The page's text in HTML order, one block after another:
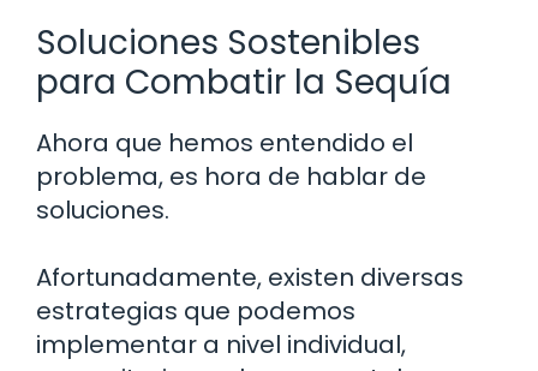
Soluciones Sostenibles
para Combatir la Sequía
Ahora que hemos entendido el
problema, es hora de hablar de
soluciones.
Afortunadamente, existen diversas
estrategias que podemos
implementar a nivel individual,